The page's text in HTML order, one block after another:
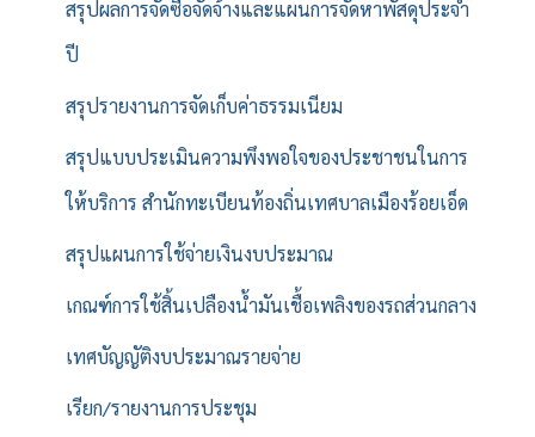
สรุปผลการจัดซื้อจัดจ้างและแผนการจัดหาพัสดุประจำ
ปี
สรุปรายงานการจัดเก็บค่าธรรมเนียม
สรุปแบบประเมินความพึงพอใจของประชาชนในการ
ให้บริการ สำนักทะเบียนท้องถิ่นเทศบาลเมืองร้อยเอ็ด
สรุปแผนการใช้จ่ายเงินงบประมาณ
เกณฑ์การใช้สิ้นเปลืองน้ำมันเชื้อเพลิงของรถส่วนกลาง
เทศบัญญัติงบประมาณรายจ่าย
เรียก/รายงานการประชุม